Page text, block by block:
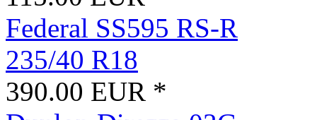
Federal SS595 RS-R
235/40 R18
390.00 EUR *